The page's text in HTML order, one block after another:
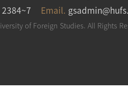
Email.
of Foreign Studies. All Rights